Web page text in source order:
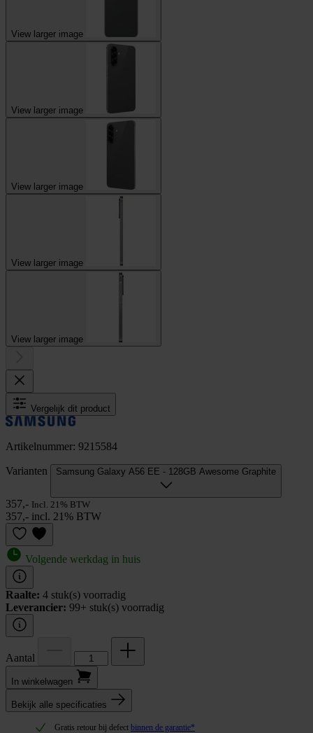
View larger image
View larger image
View larger image
View larger image
View larger image
Vergelijk dit product
Artikelnummer: 9215584
Varianten Samsung Galaxy A56 EE - 128GB Awesome Graphite
357,- Incl. 21% BTW
357,- incl. 21% BTW
Volgende werkdag in huis
Raalte: 4 stuk(s) voorradig
Leverancier: 99+ stuk(s) voorradig
Aantal
In winkel­wagen
Bekijk alle specificaties
Gratis retour bij defect binnen de garantie*